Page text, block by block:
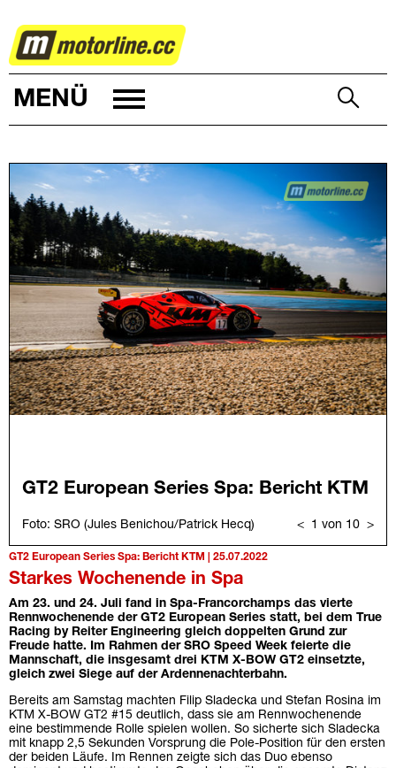
MOTORSPORT
MENÜ
GT2 European Series Spa: Bericht KTM | 25.07.2022
Starkes Wochenende in Spa
Am 23. und 24. Juli fand in Spa-Francorchamps das vierte
Rennwochenende der GT2 European Series statt, bei dem True
Racing by Reiter Engineering gleich doppelten Grund zur
Freude hatte. Im Rahmen der SRO Speed Week feierte die
Mannschaft, die insgesamt drei KTM X-BOW GT2 einsetzte,
gleich zwei Siege auf der Ardennenachterbahn.
Bereits am Samstag machten Filip Sladecka und Stefan Rosina im
KTM X-BOW GT2 #15 deutlich, dass sie am Rennwochenende
eine bestimmende Rolle spielen wollen. So sicherte sich Sladecka
mit knapp 2,5 Sekunden Vorsprung die Pole-Position für den ersten
der beiden Läufe. Im Rennen zeigte sich das Duo ebenso